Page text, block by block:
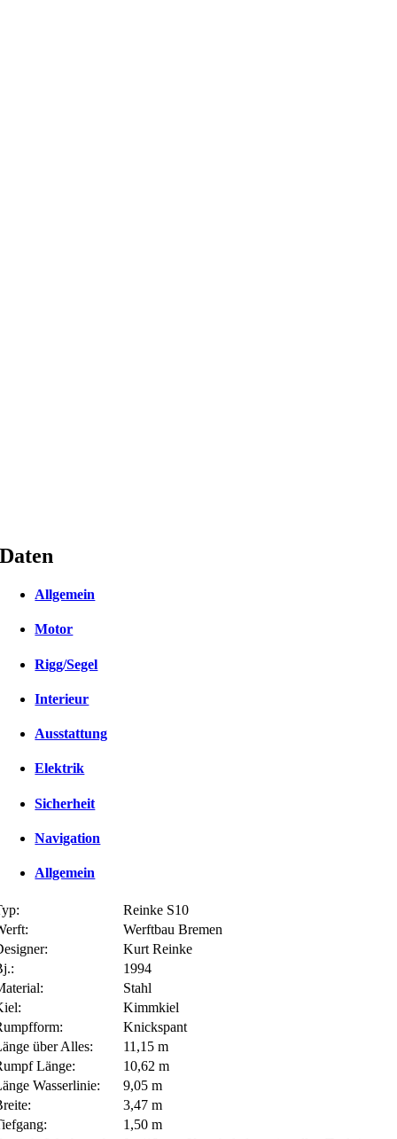
Daten
Allgemein
Motor
Rigg/Segel
Interieur
Ausstattung
Elektrik
Sicherheit
Navigation
Allgemein
Reinke S10
Werftbau Bremen
Kurt Reinke
1994
Stahl
Kimmkiel
Knickspant
über Alles:
11,15 m
Länge:
10,62 m
Wasserlinie:
9,05 m
3,47 m
1,50 m